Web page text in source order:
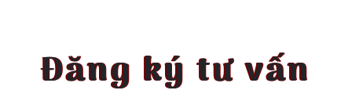
Đăng ký tư vấn